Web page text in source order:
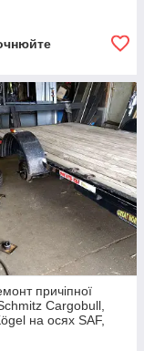
причіпної
Cargobull,
на осях SAF,
ROR, Gigant та ін.